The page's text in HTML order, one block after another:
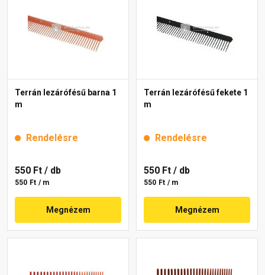
Terrán lezárófésű barna 1
m
Rendelésre
550 Ft / db
550 Ft / m
Megnézem
Terrán lezárófésű fekete 1
m
Rendelésre
550 Ft / db
550 Ft / m
Megnézem